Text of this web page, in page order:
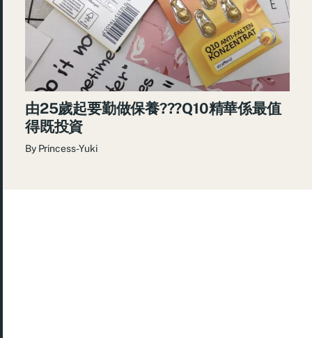
由25歲起要勤做保養???Q10精華係最值
得既投資
By Princess-Yuki